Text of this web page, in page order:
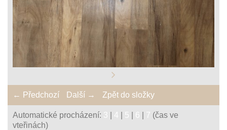
← Předchozí Další → Zpět do složky
Automatické procházení: 3 4 5 6 7 (čas ve
vteřinách)